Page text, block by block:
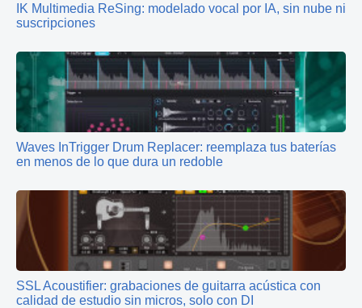
IK Multimedia ReSing: modelado vocal por IA, sin nube ni
suscripciones
Waves InTrigger Drum Replacer: reemplaza tus baterías
en menos de lo que dura un redoble
SSL Acoustifier: grabaciones de guitarra acústica con
calidad de estudio sin micros, solo con DI